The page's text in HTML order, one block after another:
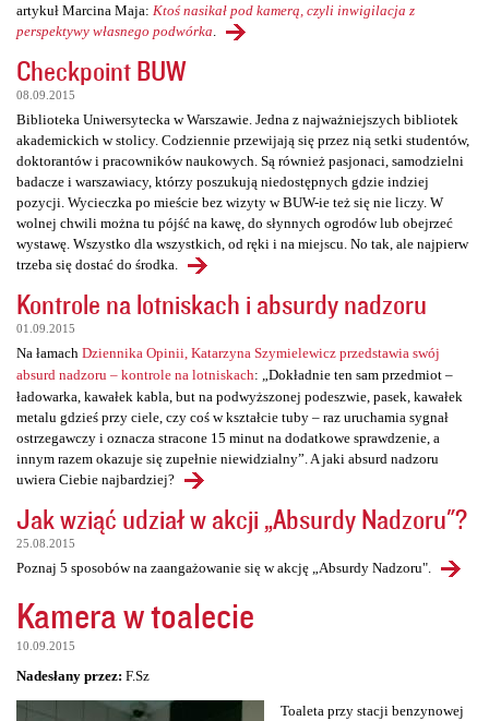
artykuł Marcina Maja: Ktoś nasikał pod kamerą, czyli inwigilacja z
perspektywy własnego podwórka
Checkpoint BUW
08.09.2015
Biblioteka Uniwersytecka w Warszawie. Jedna z najważniejszych bibliotek
akademickich w stolicy. Codziennie przewijają się przez nią setki studentów,
doktorantów i pracowników naukowych. Są również pasjonaci, samodzielni
badacze i warszawiacy, którzy poszukują niedostępnych gdzie indziej
pozycji. Wycieczka po mieście bez wizyty w BUW-ie też się nie liczy. W
wolnej chwili można tu pójść na kawę, do słynnych ogrodów lub obejrzeć
wystawę. Wszystko dla wszystkich, od ręki i na miejscu. No tak, ale najpierw
trzeba się dostać do środka.
Kontrole na lotniskach i absurdy nadzoru
01.09.2015
Na łamach Dziennika Opinii, Katarzyna Szymielewicz przedstawia swój
absurd nadzoru – kontrole na lotniskach: „Dokładnie ten sam przedmiot –
ładowarka, kawałek kabla, but na podwyższonej podeszwie, pasek, kawałek
metalu gdzieś przy ciele, czy coś w kształcie tuby – raz uruchamia sygnał
ostrzegawczy i oznacza stracone 15 minut na dodatkowe sprawdzenie, a
innym razem okazuje się zupełnie niewidzialny”. A jaki absurd nadzoru
uwiera Ciebie najbardziej?
Jak wziąć udział w akcji „Absurdy Nadzoru"?
25.08.2015
Poznaj 5 sposobów na zaangażowanie się w akcję „Absurdy Nadzoru".
Kamera w toalecie
10.09.2015
Nadesłany przez: F.Sz
Toaleta przy stacji benzynowej